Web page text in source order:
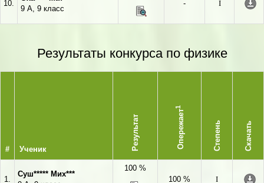
10.
9 А, 9 класс
-
I
Результаты конкурса по физике
# Ученик Результат Опережает
1
Степень Скачать
1.
Суш***** Мих***
100 %
100 %
I